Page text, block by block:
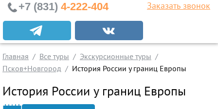
Экскурсионные туры
Заграничные экскурсии
Туры на Черное Море
Горящие туры
+7 (831) 4-222-404 Заказать звонок
Главная Все туры
Экскурсионные туры
Псков+Новгород
История России у границ Европы
История России у границ Европы